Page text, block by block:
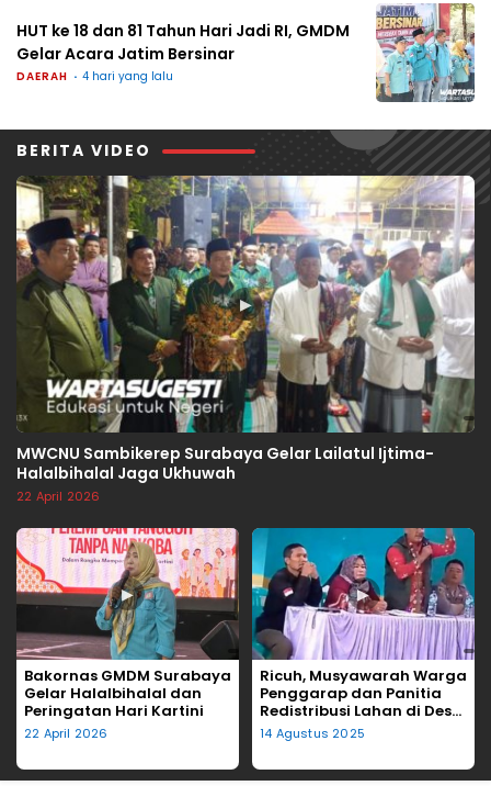
HUT ke 18 dan 81 Tahun Hari Jadi RI, GMDM
Gelar Acara Jatim Bersinar
DAERAH 4 hari yang lalu
BERITA VIDEO
▶
MWCNU Sambikerep Surabaya Gelar Lailatul Ijtima-
Halalbihalal Jaga Ukhuwah
22 April 2026
▶
Bakornas GMDM Surabaya
Gelar Halalbihalal dan
Peringatan Hari Kartini
22 April 2026
▶
Ricuh, Musyawarah Warga
Penggarap dan Panitia
Redistribusi Lahan di Desa
Tegalgede Diwarnai
Lemparan Kursi
14 Agustus 2025